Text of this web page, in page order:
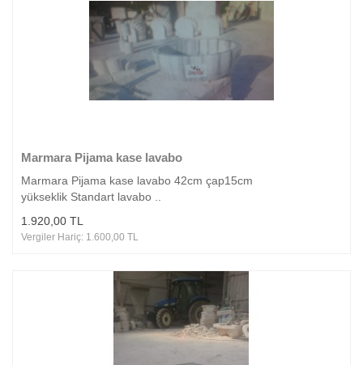
Marmara Pijama kase lavabo
Marmara Pijama kase lavabo 42cm çap15cm
yükseklik Standart lavabo ..
1.920,00 TL
Vergiler Hariç: 1.600,00 TL